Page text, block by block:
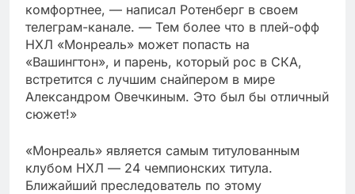
комфортнее, — написал Ротенберг в своем
телеграм-канале. — Тем более что в плей-офф
НХЛ «Монреаль» может попасть на
«Вашингтон», и парень, который рос в СКА,
встретится с лучшим снайпером в мире
Александром Овечкиным. Это был бы отличный
сюжет!»
«Монреаль» является самым титулованным
клубом НХЛ — 24 чемпионских титула.
Ближайший преследователь по этому